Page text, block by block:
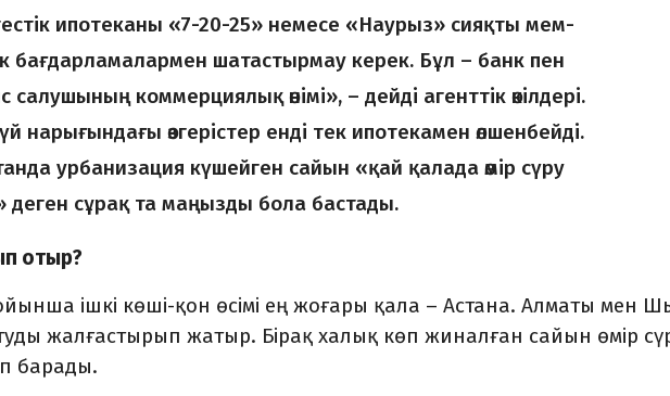
ипотеканы «7-20-25» немесе «Наурыз» сияқты мем­
бағдарламалармен шатас­тырмау керек. Бұл – банк пен
салушының ком­мер­циялық өнімі», – дейді агент­тік өкілдері.
нарығындағы өзгерістер енді тек ипотекамен өлшенбейді.
урбани­зация күшейген сайын «қай қала­да өмір сүру
деген сұрақ та маңызды бола бастады.
отыр?
ішкі көші-қон өсімі ең жоғары қала – Астана. Алматы мен
жалғас­тырып жатыр. Бірақ халық көп жиналған сайын өмір
барады.